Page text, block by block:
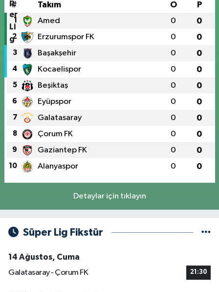
# Takım O P
1 Amed 0 0
2 Erzurumspor FK 0 0
3 Başakşehir 0 0
4 Kocaelispor 0 0
5 Beşiktaş 0 0
6 Eyüpspor 0 0
7 Galatasaray 0 0
8 Çorum FK 0 0
9 Gaziantep FK 0 0
10 Alanyaspor 0 0
Detaylar için tıklayın
Süper Lig Fikstür
14 Ağustos, Cuma
Galatasaray - Çorum FK
21:30